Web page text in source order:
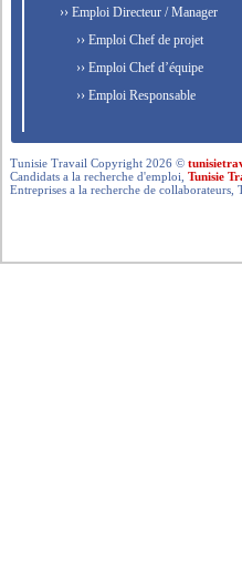
›› Emploi Directeur / Manager
›› Emploi Chef de projet
›› Emploi Chef d’équipe
›› Emploi Responsable
Tunisie Travail Copyright 2026 ©
Candidats a la recherche d'emploi,Tunisie
Entreprises a la recherche de